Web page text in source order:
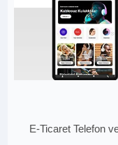
E-Ticaret Telefon